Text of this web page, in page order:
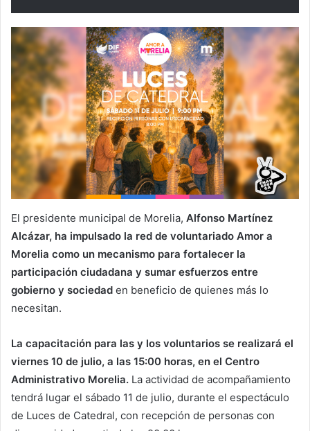
El presidente municipal de Morelia, Alfonso Martínez
Alcázar, ha impulsado la red de voluntariado Amor a
Morelia como un mecanismo para fortalecer la
participación ciudadana y sumar esfuerzos entre
gobierno y sociedad en beneficio de quienes más lo
necesitan.
La capacitación para las y los voluntarios se realizará el
viernes 10 de julio, a las 15:00 horas, en el Centro
Administrativo Morelia. La actividad de acompañamiento
tendrá lugar el sábado 11 de julio, durante el espectáculo
de Luces de Catedral, con recepción de personas con